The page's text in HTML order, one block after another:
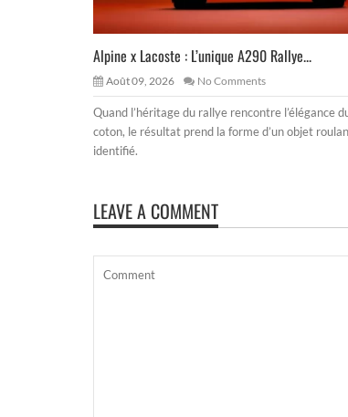
Alpine x Lacoste : L’unique A290 Rallye...
Août 09, 2026 No Comments
Quand l’héritage du rallye rencontre l’élégance
coton, le résultat prend la forme d’un objet
identifié.
LEAVE A COMMENT